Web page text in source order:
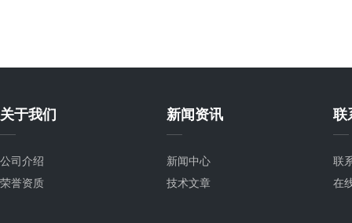
关于我们
公司介绍
荣誉资质
新闻资讯
新闻中心
技术文章
联
联
在